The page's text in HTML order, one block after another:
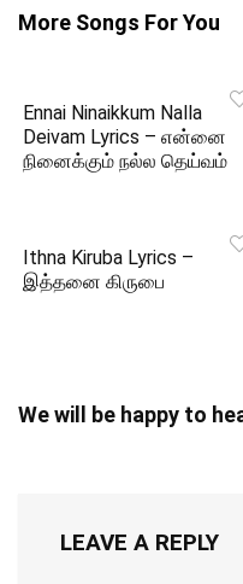
More Songs For You
Ennai Ninaikkum Nalla
Deivam Lyrics – என்னை
நினைக்கும் நல்ல தெய்வம்
Ithna Kiruba Lyrics –
இத்தனை கிருபை
We will be happy to
LEAVE A REPLY